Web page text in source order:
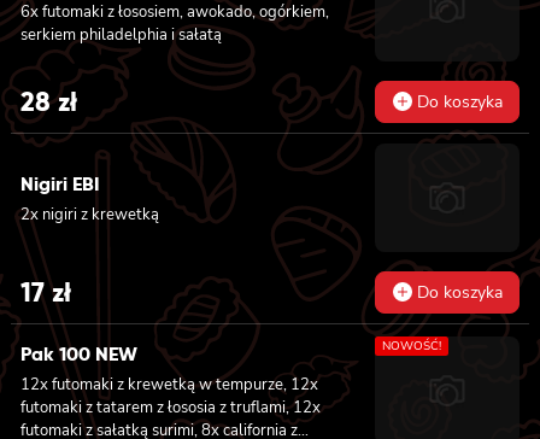
6x futomaki z łososiem, awokado, ogórkiem,
serkiem philadelphia i sałatą
28zł Do koszyka
Nigiri EBI
2x nigiri z krewetką
17zł Do koszyka
Pak 100 NEW
12x futomaki z krewetką w tempurze, 12x
futomaki z tatarem z łososia z truflami, 12x
futomaki z sałatką surimi, 8x california z
NOWOŚĆ!